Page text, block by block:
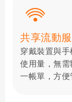
共享流動
穿戴裝置與
使用量，無
一帳單，方便